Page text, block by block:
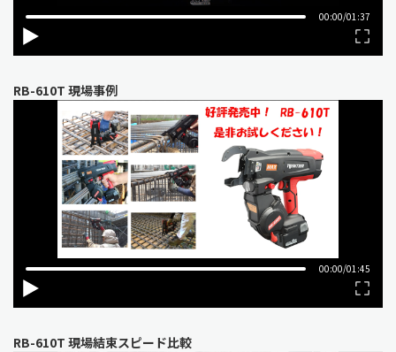
RB-610T 現場事例
RB-610T 現場結束スピード比較